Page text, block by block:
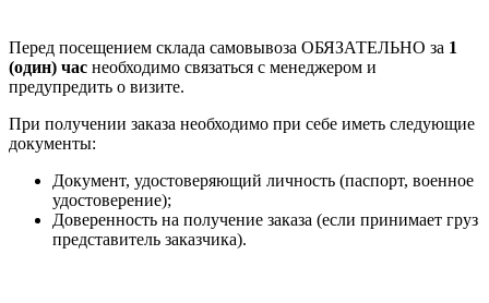
Перед посещением склада самовывоза ОБЯЗАТЕЛЬНО за 1
(один) час необходимо связаться с менеджером и
предупредить о визите.
При получении заказа необходимо при себе иметь следующие
документы:
Документ, удостоверяющий личность (паспорт, военное
удостоверение);
Доверенность на получение заказа (если принимает груз
представитель заказчика).